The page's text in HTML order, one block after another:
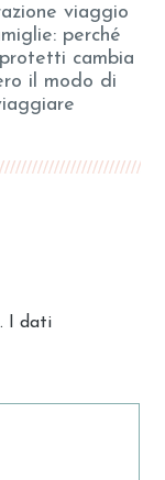
viaggio
perché
cambia
il modo di
I dati